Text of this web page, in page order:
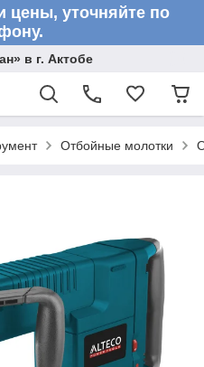
цены, уточняйте по
в г. Актобе
Отбойные молотки